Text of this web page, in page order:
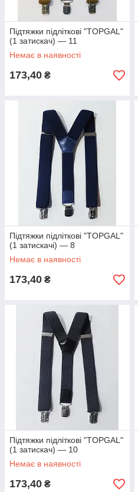
Підтяжки підліткові "TOPGAL"
(1 затискач) — 11
Немає в наявності
173,40 ₴
Підтяжки підліткові "TOPGAL"
(1 затискачі) — 8
Немає в наявності
173,40 ₴
Підтяжки підліткові "TOPGAL"
(1 затискач) — 10
Немає в наявності
173,40 ₴